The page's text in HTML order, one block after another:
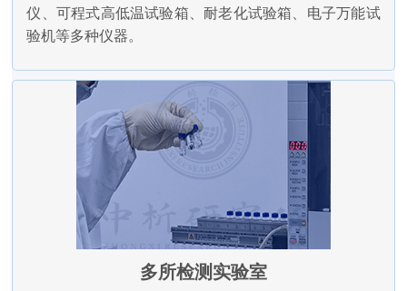
仪、可程式高低温试验箱、耐老化试验箱、电子万能试
验机等多种仪器。
多所检测实验室